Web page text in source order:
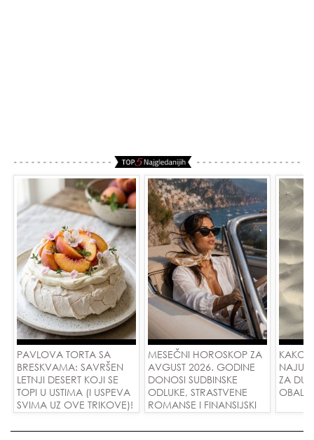
PAVLOVA TORTA SA
BRESKVAMA: SAVRŠEN
LETNJI DESERT KOJI SE
TOPI U USTIMA (I USPEVA
SVIMA UZ OVE TRIKOVE)!
MESEČNI HOROSKOP ZA
AVGUST 2026. GODINE
DONOSI SUDBINSKE
ODLUKE, STRASTVENE
ROMANSE I FINANSIJSKI
KAKO
ZA